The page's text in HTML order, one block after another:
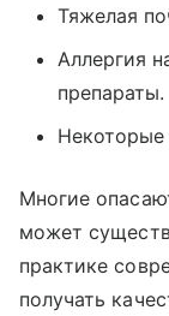
Тяжелая
Аллергия
препараты.
Многие
может
практике
получать